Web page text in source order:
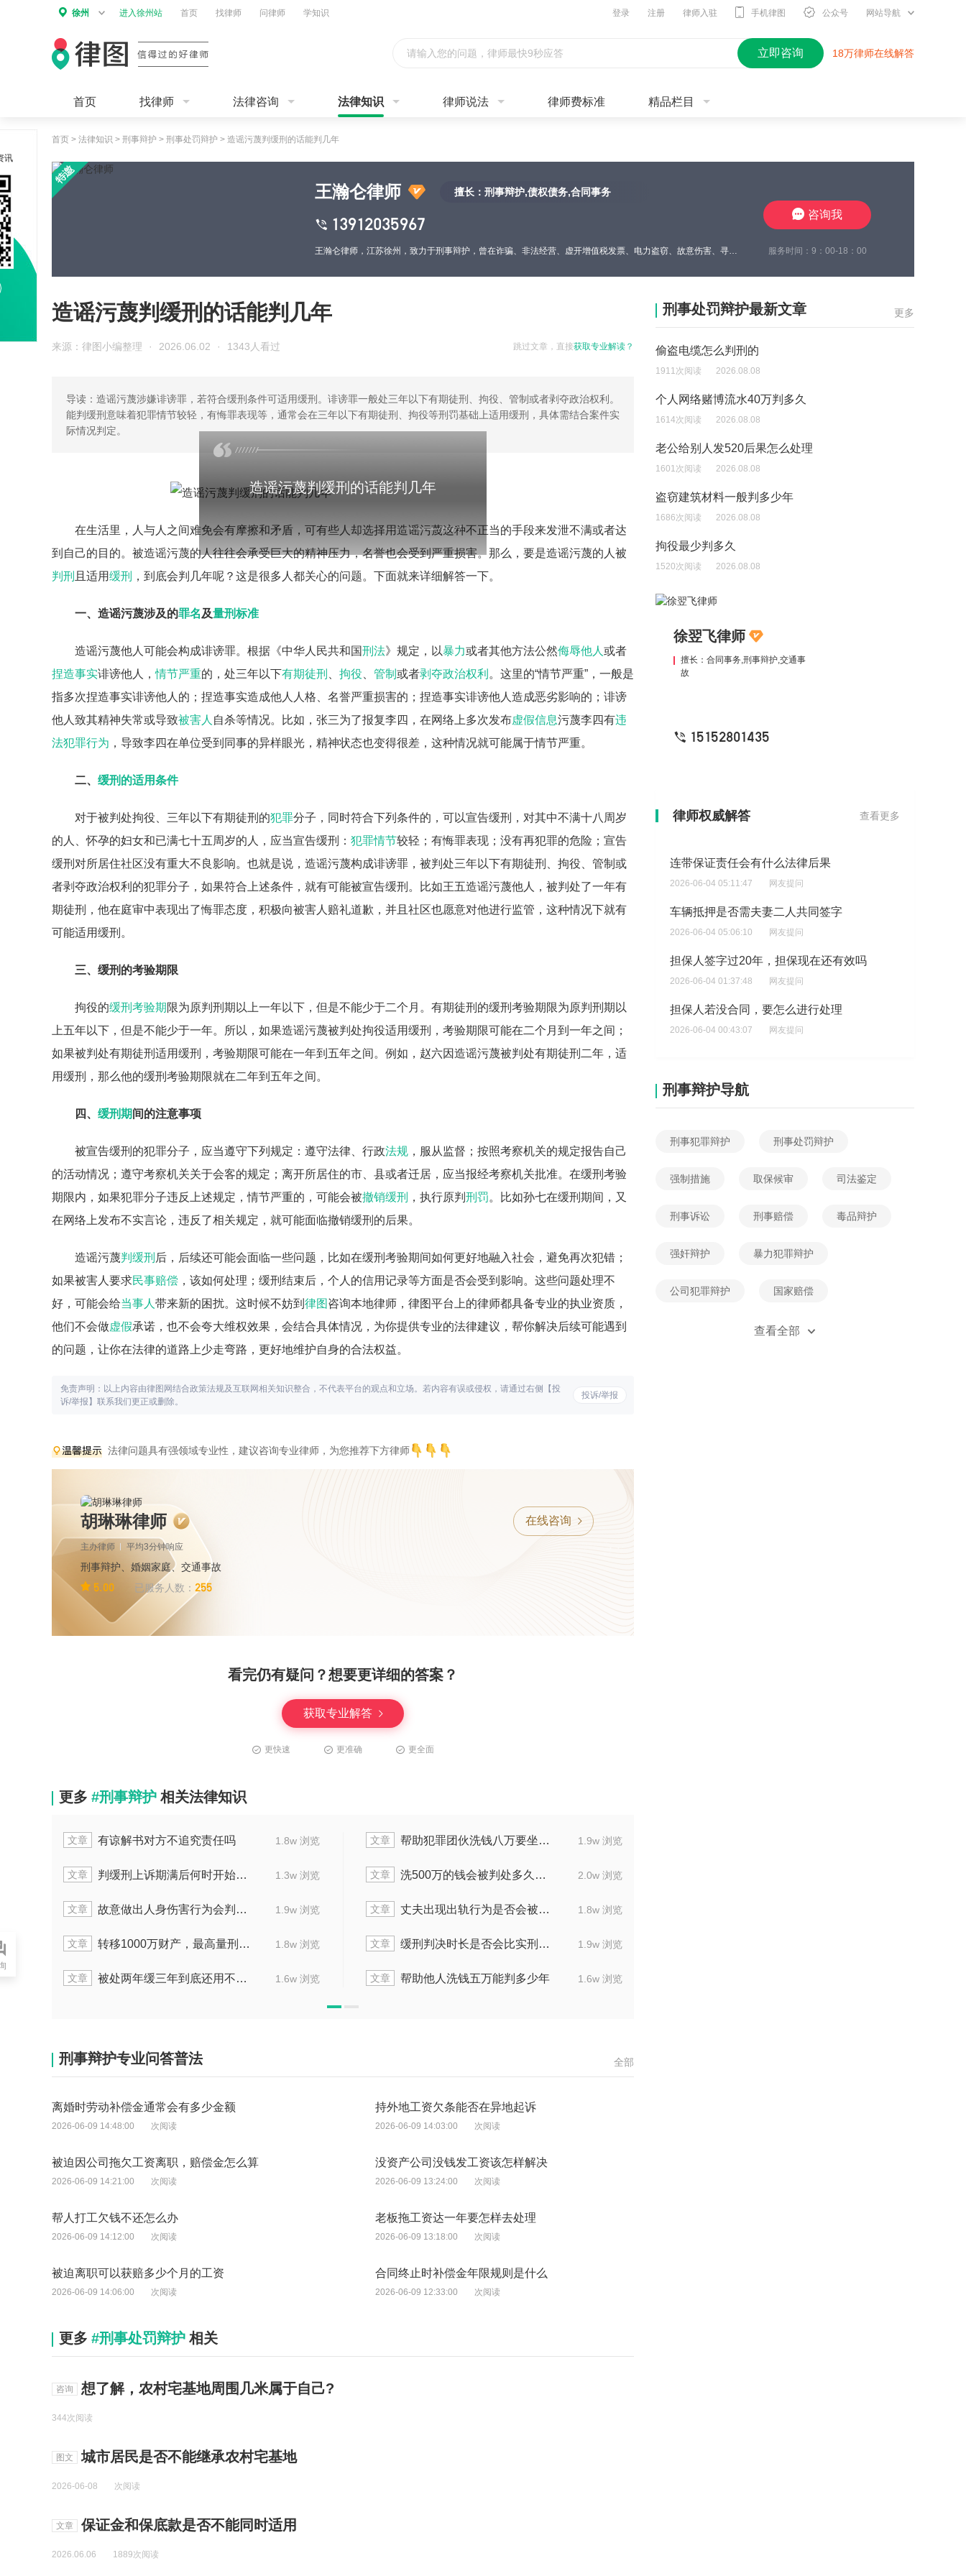
徐州 进入徐州站 首页 找律师 问律师 学知识 登录 注册 律师入驻 手机律图 公众号 网站导航
请输入您的问题，律师最快9秒应答 立即咨询 18万律师在线解答
首页 找律师 法律咨询 法律知识 律师说法 律师费标准 精品栏目
首页 > 法律知识 > 刑事辩护 > 刑事处罚辩护 > 造谣污蔑判缓刑的话能判几年
王瀚仑律师 擅长：刑事辩护,债权债务,合同事务
13912035967
王瀚仑律师，江苏徐州，致力于刑事辩护，曾在诈骗、非法经营、虚开增值税发票、电力盗窃、故意伤害、寻衅滋事、开设赌场、帮信等多类案件中取得良好辩护效果，有多起缓刑、不起诉成功案例，同时在合同纠纷、债权债务、婚姻家事、抚养权纠纷、执行异议纠纷等方面，具有丰富的办案经验，认真负责，帮助每一位当事人维护合法权益。 服务时间：9：00-18：00
咨询我
造谣污蔑判缓刑的话能判几年
跳过文章，直接获取专业解读？
来源：律图小编整理 · 2026.06.02 · 1343人看过
导读：造谣污蔑涉嫌诽谤罪，若符合缓刑条件可适用缓刑。诽谤罪一般处三年以下有期徒刑、拘役、管制或者剥夺政治权利。
能判缓刑意味着犯罪情节较轻，有悔罪表现等，通常会在三年以下有期徒刑、拘役等刑罚基础上适用缓刑，具体需结合案件实
际情况判定。
造谣污蔑判缓刑的话能判几年
在生活里，人与人之间难免会有摩擦和矛盾，可有些人却选择用造谣污蔑这种不正当的手段来发泄不满或者达
到自己的目的。被造谣污蔑的人往往会承受巨大的精神压力，名誉也会受到严重损害。那么，要是造谣污蔑的人被
判刑 且适用缓刑 ，到底会判几年呢？这是很多人都关心的问题。下面就来详细解答一下。
一、造谣污蔑涉及的罪名及量刑标准
造谣污蔑他人可能会构成诽谤罪。根据《中华人民共和国刑法》规定，以暴力或者其他方法公然侮辱他人 或者
捏造事实诽谤他人，情节严重的，处三年以下有期徒刑 拘役 管制 或者剥夺政治权利 。这里的“情节严重”，一般是
指多次捏造事实诽谤他人的；捏造事实造成他人人格、名誉严重损害的；捏造事实诽谤他人造成恶劣影响的；诽谤
他人致其精神失常或导致被害人 自杀等情况。比如，张三为了报复李四，在网络上多次发布虚假信息污蔑李四有违
法犯罪行为 ，导致李四在单位受到同事的异样眼光，精神状态也变得很差，这种情况就可能属于情节严重。
二、 缓刑的适用条件
对于被判处拘役、三年以下有期徒刑的犯罪分子，同时符合下列条件的，可以宣告缓刑，对其中不满十八周岁
的人、怀孕的妇女和已满七十五周岁的人，应当宣告缓刑： 犯罪情节较轻；有悔罪表现；没有再犯罪的危险；宣告
缓刑对所居住社区没有重大不良影响。也就是说，造谣污蔑构成诽谤罪，被判处三年以下有期徒刑、拘役、管制或
者剥夺政治权利的犯罪分子，如果符合上述条件，就有可能被宣告缓刑。比如王五造谣污蔑他人，被判处了一年有
期徒刑，他在庭审中表现出了悔罪态度，积极向被害人赔礼道歉，并且社区也愿意对他进行监管，这种情况下就有
可能适用缓刑。
三、缓刑的考验期限
拘役的缓刑考验期 限为原判刑期以上一年以下，但是不能少于二个月。有期徒刑的缓刑考验期限为原判刑期以
上五年以下，但是不能少于一年。所以，如果造谣污蔑被判处拘役适用缓刑，考验期限可能在二个月到一年之间；
如果被判处有期徒刑适用缓刑，考验期限可能在一年到五年之间。例如，赵六因造谣污蔑被判处有期徒刑二年，适
用缓刑，那么他的缓刑考验期限就在二年到五年之间。
四、 缓刑期间的注意事项
被宣告缓刑的犯罪分子，应当遵守下列规定：遵守法律、行政法规 ，服从监督；按照考察机关的规定报告自己
的活动情况；遵守考察机关关于会客的规定；离开所居住的市、县或者迁居，应当报经考察机关批准。在缓刑考验
期限内，如果犯罪分子违反上述规定，情节严重的，可能会被撤销缓刑 ，执行原判 刑罚。比如孙七在缓刑期间，又
在网络上发布不实言论，违反了相关规定，就可能面临撤销缓刑的后果。
造谣污蔑判缓刑 后，后续还可能会面临一些问题，比如在缓刑考验期间如何更好地融入社会，避免再次犯错；
如果被害人要求民事赔偿 ，该如何处理；缓刑结束后，个人的信用记录等方面是否会受到影响。这些问题处理不
好，可能会给当事人 带来新的困扰。这时候不妨到 律图 咨询本地律师，律图平台上的律师都具备专业的执业资质，
他们不会做虚假承诺，也不会夸大维权效果，会结合具体情况，为你提供专业的法律建议，帮你解决后续可能遇到
的问题，让你在法律的道路上少走弯路，更好地维护自身的合法权益。
投诉/举报
免责声明：以上内容由律图网结合政策法规及互联网相关知识整合，不代表平台的观点和立场。若内容有误或侵权，请通过右侧【投
诉/举报】联系我们更正或删除。
法律问题具有强领域专业性，建议咨询专业律师，为您推荐下方律师
胡琳琳律师
主办律师 平均3分钟响应
刑事辩护、婚姻家庭、交通事故
5.00 已服务人数： 255
在线咨询
看完仍有疑问？想要更详细的答案？
获取专业解答
更快速 更准确 更全面
更多 #刑事辩护 相关法律知识
1.8w 浏览
有谅解书对方不追究责任吗 1.9w 浏览
帮助犯罪团伙洗钱八万要坐牢多久
1.3w 浏览
判缓刑上诉期满后何时开始执行刑罚 2.0w 浏览
洗500万的钱会被判处多久刑罚
1.9w 浏览
故意做出人身伤害行为会判几年刑罚 1.8w 浏览
丈夫出现出轨行为是否会被判刑
1.8w 浏览
转移1000万财产，最高量刑是多少年 1.9w 浏览
缓刑判决时长是否会比实刑时间更久
1.6w 浏览
被处两年缓三年到底还用不用坐牢 1.6w 浏览
帮助他人洗钱五万能判多少年
刑事辩护专业问答普法 全部
离婚时劳动补偿金通常会有多少金额
2026-06-09 14:48:00 次阅读
被迫因公司拖欠工资离职，赔偿金怎么算
2026-06-09 14:21:00 次阅读
帮人打工欠钱不还怎么办
2026-06-09 14:12:00 次阅读
被迫离职可以获赔多少个月的工资
2026-06-09 14:06:00 次阅读
持外地工资欠条能否在异地起诉
2026-06-09 14:03:00 次阅读
没资产公司没钱发工资该怎样解决
2026-06-09 13:24:00 次阅读
老板拖工资达一年要怎样去处理
2026-06-09 13:18:00 次阅读
合同终止时补偿金年限规则是什么
2026-06-09 12:33:00 次阅读
更多 #刑事处罚辩护 相关
咨询 想了解，农村宅基地周围几米属于自己?
344次阅读
图文 城市居民是否不能继承农村宅基地
2026-06-08 次阅读
文章 保证金和保底款是否不能同时适用
2026.06.06 1889次阅读
更多
刑事处罚辩护最新文章
偷盗电缆怎么判刑的
1911次阅读 2026.08.08
个人网络赌博流水40万判多久
1614次阅读 2026.08.08
老公给别人发520后果怎么处理
1601次阅读 2026.08.08
盗窃建筑材料一般判多少年
1686次阅读 2026.08.08
拘役最少判多久
1520次阅读 2026.08.08
徐翌飞律师
擅长：合同事务,刑事辩护,交通事
故
15152801435
律师权威解答 查看更多
若债务人和担保人死亡，责任谁来承担
连带保证责任会有什么法律后果
2026-06-04 05:11:47 网友提问
车辆抵押是否需夫妻二人共同签字
2026-06-04 05:06:10 网友提问
担保人签字过20年，担保现在还有效吗
2026-06-04 01:37:48 网友提问
担保人若没合同，要怎么进行处理
2026-06-04 00:43:07 网友提问
我帮人担保被骗了，怎么维权？取消这个担保？
2026-06-04 14:27:04 网友提问
欠条债权人是起诉担保人还是起诉债务人?
刑事辩护导航
刑事犯罪辩护 刑事处罚辩护
强制措施 取保候审 司法鉴定
刑事诉讼 刑事赔偿 毒品辩护
强奸辩护 暴力犯罪辩护
公司犯罪辩护 国家赔偿
死刑辩护
查看全部
讯